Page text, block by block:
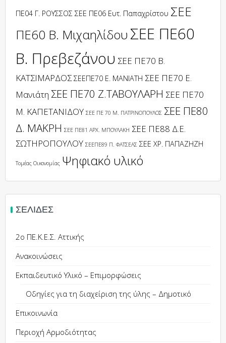
ΠΕ04 Γ. ΡΟΥΣΣΟΣ ΣΕΕ ΠΕ06 Ευτ. Παπαχρίστου ΣΕΕ
ΠΕ60 Β. Μιχαηλίδου ΣΕΕ ΠΕ60
Β. Πρεβεζάνου ΣΕΕ ΠΕ70 Β.
ΚΑΤΣΙΜΑΡΔΟΣ ΣΕΕΠΕ70 Ε. ΜΑΝΙΑΤΗ ΣΕΕ ΠΕ70 Ε.
Μανιάτη ΣΕΕ ΠΕ70 Ζ.ΤΑΒΟΥΛΑΡΗ ΣΕΕ ΠΕ70
Μ. ΚΑΠΕΤΑΝΙΔΟΥ ΣΕΕ ΠΕ 70 Μ. ΠΑΤΡΙΝΟΠΟΥΛΟΣ ΣΕΕ ΠΕ80
Δ. ΜΑΚΡΗ ΣΕΕ ΠΕ81 ΑΡΧ. ΜΠΟΥΛΑΚΗ ΣΕΕ ΠΕ88 Δ.Ε.
ΣΩΤΗΡΟΠΟΥΛΟΥ ΣΕΕΠΕ89 Π. ΦΑΤΣΕΑΣ ΣΕΕ ΧΡ. ΠΑΠΑΖΗΖΗ
Τομέας Οικονομίας Ψηφιακό υλικό
ΣΕΛΊΔΕΣ
2ο ΠΕ.Κ.Ε.Σ. Αττικής
Ανακοινώσεις
Εκπαιδευτικό Υλικό – Επιμορφώσεις
Οδηγίες για τη διαχείριση της ύλης – Δημοτικό
Επικοινωνία
Περιοχή Αρμοδιότητας